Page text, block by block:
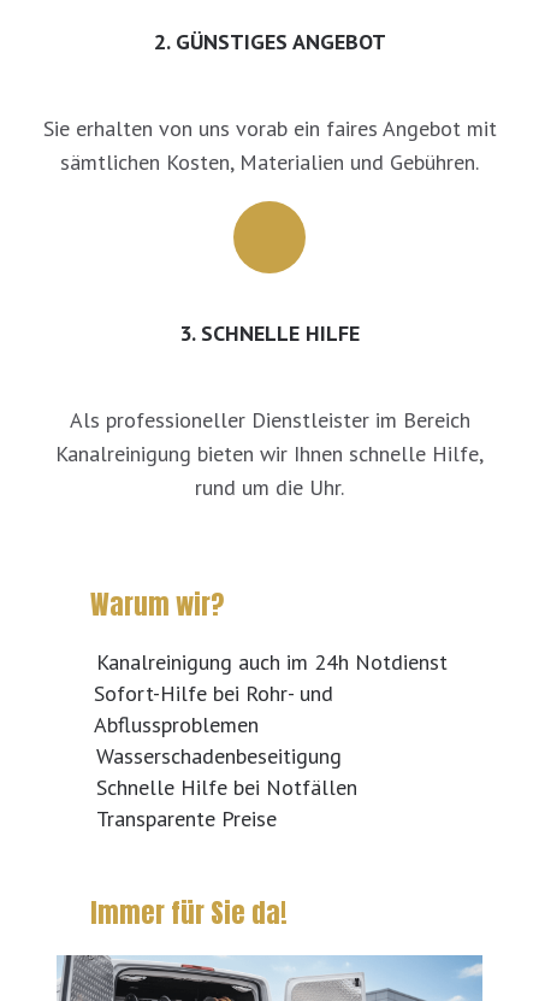
2. GÜNSTIGES ANGEBOT
Sie erhalten von uns vorab ein faires Angebot mit
sämtlichen Kosten, Materialien und Gebühren.
3. SCHNELLE HILFE
Als professioneller Dienstleister im Bereich
Kanalreinigung bieten wir Ihnen schnelle Hilfe,
rund um die Uhr.
Warum wir?
Kanalreinigung auch im 24h Notdienst
Sofort-Hilfe bei Rohr- und
Abflussproblemen
Wasserschadenbeseitigung
Schnelle Hilfe bei Notfällen
Transparente Preise
Immer für Sie da!